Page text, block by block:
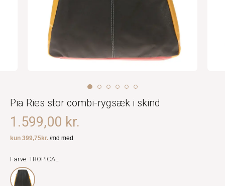
Pia Ries stor combi-rygsæk i skind
1.599,00 kr.
Farve: TROPICAL